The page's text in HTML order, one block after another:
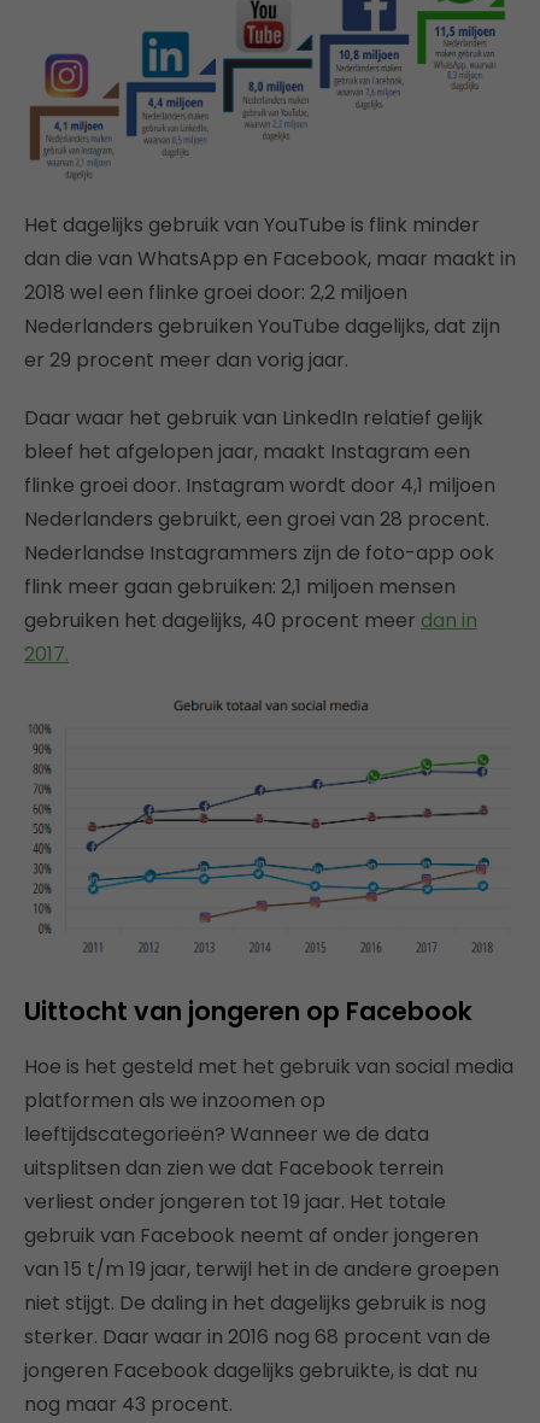
Het dagelijks gebruik van YouTube is flink minder
dan die van WhatsApp en Facebook, maar maakt in
2018 wel een flinke groei door: 2,2 miljoen
Nederlanders gebruiken YouTube dagelijks, dat zijn
er 29 procent meer dan vorig jaar.
Daar waar het gebruik van LinkedIn relatief gelijk
bleef het afgelopen jaar, maakt Instagram een
flinke groei door. Instagram wordt door 4,1 miljoen
Nederlanders gebruikt, een groei van 28 procent.
Nederlandse Instagrammers zijn de foto-app ook
flink meer gaan gebruiken: 2,1 miljoen mensen
gebruiken het dagelijks, 40 procent meer dan in
2017.
Uittocht van jongeren op Facebook
Hoe is het gesteld met het gebruik van social media
platformen als we inzoomen op
leeftijdscategorieën? Wanneer we de data
uitsplitsen dan zien we dat Facebook terrein
verliest onder jongeren tot 19 jaar. Het totale
gebruik van Facebook neemt af onder jongeren
van 15 t/m 19 jaar, terwijl het in de andere groepen
niet stijgt. De daling in het dagelijks gebruik is nog
sterker. Daar waar in 2016 nog 68 procent van de
jongeren Facebook dagelijks gebruikte, is dat nu
nog maar 43 procent.